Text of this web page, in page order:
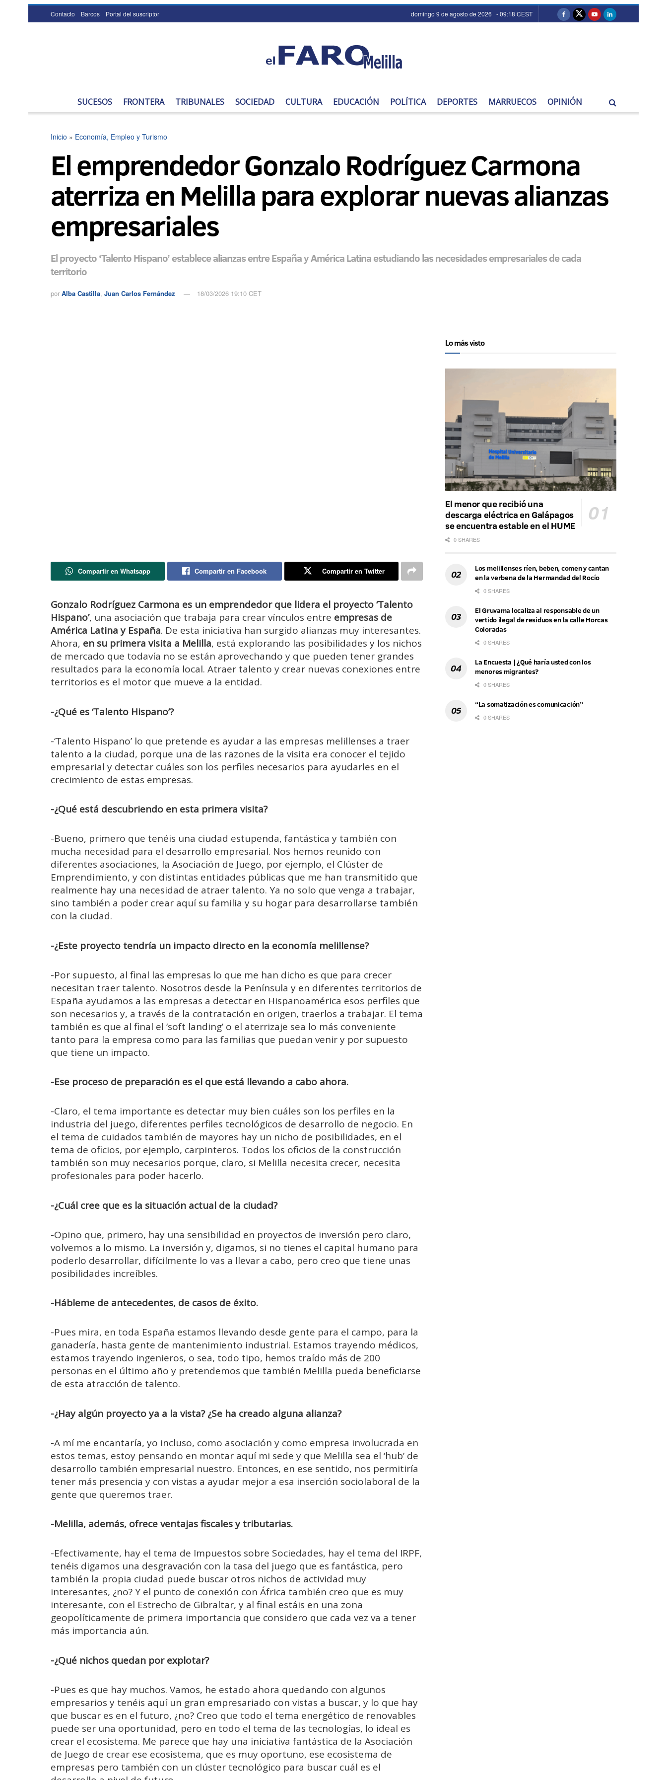
Contacto Barcos Portal del suscriptor domingo 9 de agosto de 2026 - 09:18 CEST
SUCESOS FRONTERA TRIBUNALES SOCIEDAD CULTURA EDUCACIÓN POLÍTICA DEPORTES MARRUECOS OPINIÓN
Inicio » Economía, Empleo y Turismo
El emprendedor Gonzalo Rodríguez Carmona
aterriza en Melilla para explorar nuevas alianzas
empresariales
El proyecto ‘Talento Hispano’ establece alianzas entre España y América Latina estudiando las necesidades empresariales de cada
territorio
por Alba Castilla, Juan Carlos Fernández 18/03/2026 19:10 CET
Compartir en Whatsapp Compartir en Facebook Compartir en Twitter
Gonzalo Rodríguez Carmona es un emprendedor que lidera el proyecto ‘Talento
Hispano’, una asociación que trabaja para crear vínculos entre empresas de
América Latina y España. De esta iniciativa han surgido alianzas muy interesantes.
Ahora, en su primera visita a Melilla, está explorando las posibilidades y los nichos
de mercado que todavía no se están aprovechando y que pueden tener grandes
resultados para la economía local. Atraer talento y crear nuevas conexiones entre
territorios es el motor que mueve a la entidad.
-¿Qué es ‘Talento Hispano’?
-‘Talento Hispano’ lo que pretende es ayudar a las empresas melillenses a traer
talento a la ciudad, porque una de las razones de la visita era conocer el tejido
empresarial y detectar cuáles son los perfiles necesarios para ayudarles en el
crecimiento de estas empresas.
-¿Qué está descubriendo en esta primera visita?
-Bueno, primero que tenéis una ciudad estupenda, fantástica y también con
mucha necesidad para el desarrollo empresarial. Nos hemos reunido con
diferentes asociaciones, la Asociación de Juego, por ejemplo, el Clúster de
Emprendimiento, y con distintas entidades públicas que me han transmitido que
realmente hay una necesidad de atraer talento. Ya no solo que venga a trabajar,
sino también a poder crear aquí su familia y su hogar para desarrollarse también
con la ciudad.
-¿Este proyecto tendría un impacto directo en la economía melillense?
-Por supuesto, al final las empresas lo que me han dicho es que para crecer
necesitan traer talento. Nosotros desde la Península y en diferentes territorios de
España ayudamos a las empresas a detectar en Hispanoamérica esos perfiles que
son necesarios y, a través de la contratación en origen, traerlos a trabajar. El tema
también es que al final el ‘soft landing’ o el aterrizaje sea lo más conveniente
tanto para la empresa como para las familias que puedan venir y por supuesto
que tiene un impacto.
-Ese proceso de preparación es el que está llevando a cabo ahora.
-Claro, el tema importante es detectar muy bien cuáles son los perfiles en la
industria del juego, diferentes perfiles tecnológicos de desarrollo de negocio. En
el tema de cuidados también de mayores hay un nicho de posibilidades, en el
tema de oficios, por ejemplo, carpinteros. Todos los oficios de la construcción
también son muy necesarios porque, claro, si Melilla necesita crecer, necesita
profesionales para poder hacerlo.
-¿Cuál cree que es la situación actual de la ciudad?
-Opino que, primero, hay una sensibilidad en proyectos de inversión pero claro,
volvemos a lo mismo. La inversión y, digamos, si no tienes el capital humano para
poderlo desarrollar, difícilmente lo vas a llevar a cabo, pero creo que tiene unas
posibilidades increíbles.
-Hábleme de antecedentes, de casos de éxito.
-Pues mira, en toda España estamos llevando desde gente para el campo, para la
ganadería, hasta gente de mantenimiento industrial. Estamos trayendo médicos,
estamos trayendo ingenieros, o sea, todo tipo, hemos traído más de 200
personas en el último año y pretendemos que también Melilla pueda beneficiarse
de esta atracción de talento.
-¿Hay algún proyecto ya a la vista? ¿Se ha creado alguna alianza?
-A mí me encantaría, yo incluso, como asociación y como empresa involucrada en
estos temas, estoy pensando en montar aquí mi sede y que Melilla sea el ‘hub’ de
desarrollo también empresarial nuestro. Entonces, en ese sentido, nos permitiría
tener más presencia y con vistas a ayudar mejor a esa inserción sociolaboral de la
gente que queremos traer.
-Melilla, además, ofrece ventajas fiscales y tributarias.
-Efectivamente, hay el tema de Impuestos sobre Sociedades, hay el tema del IRPF,
tenéis digamos una desgravación con la tasa del juego que es fantástica, pero
también la propia ciudad puede buscar otros nichos de actividad muy
interesantes, ¿no?Y el punto de conexión con África también creo que es muy
interesante, con el Estrecho de Gibraltar, y al final estáis en una zona
geopolíticamente de primera importancia que considero que cada vez va a tener
más importancia aún.
-¿Qué nichos quedan por explotar?
-Pues es que hay muchos. Vamos, he estado ahora quedando con algunos
empresarios y tenéis aquí un gran empresariado con vistas a buscar, y lo que hay
que buscar es en el futuro, ¿no? Creo que todo el tema energético de renovables
puede ser una oportunidad, pero en todo el tema de las tecnologías, lo ideal es
crear el ecosistema. Me parece que hay una iniciativa fantástica de la Asociación
de Juego de crear ese ecosistema, que es muy oportuno, ese ecosistema de
empresas pero también con un clúster tecnológico para buscar cuál es el
Lo más visto
El menor que recibió una
descarga eléctrica en Galápagos
se encuentra estable en el HUME
0 SHARES
Los melillenses ríen, beben, comen y cantan
en la verbena de la Hermandad del Rocío
0 SHARES
El Gruvama localiza al responsable de un
vertido ilegal de residuos en la calle Horcas
Coloradas
0 SHARES
La Encuesta | ¿Qué haría usted con los
menores migrantes?
0 SHARES
“La somatización es comunicación”
0 SHARES